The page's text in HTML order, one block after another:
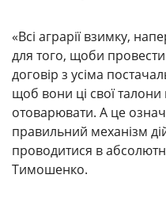
«Всі аграрії взимку,
для того, щоби
договір з усіма
щоб вони ці свої талони
отоварювати. А це
правильний механізм
проводитися в
Тимошенко.